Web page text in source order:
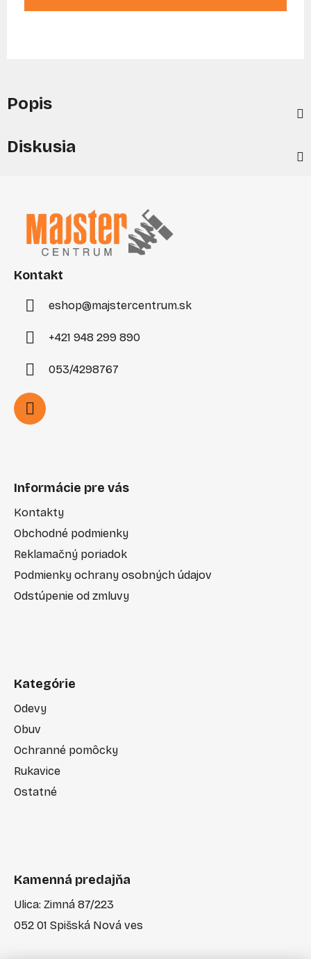
Popis
Diskusia
Kontakt
eshop@majstercentrum.sk
+421 948 299 890
053/4298767
Informácie pre vás
Kontakty
Obchodné podmienky
Reklamačný poriadok
Podmienky ochrany osobných údajov
Odstúpenie od zmluvy
Kategórie
Odevy
Obuv
Ochranné pomôcky
Rukavice
Ostatné
Kamenná predajňa
Ulica: Zimná 87/223
052 01 Spišská Nová ves